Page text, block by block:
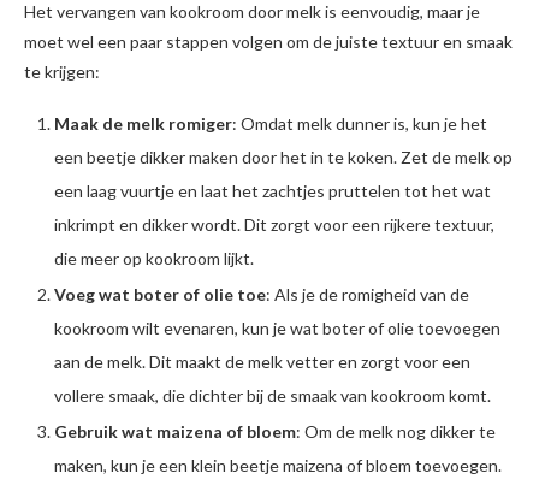
Het vervangen van kookroom door melk is eenvoudig, maar je
moet wel een paar stappen volgen om de juiste textuur en smaak
te krijgen:
Maak de melk romiger: Omdat melk dunner is, kun je het
een beetje dikker maken door het in te koken. Zet de melk op
een laag vuurtje en laat het zachtjes pruttelen tot het wat
inkrimpt en dikker wordt. Dit zorgt voor een rijkere textuur,
die meer op kookroom lijkt.
Voeg wat boter of olie toe: Als je de romigheid van de
kookroom wilt evenaren, kun je wat boter of olie toevoegen
aan de melk. Dit maakt de melk vetter en zorgt voor een
vollere smaak, die dichter bij de smaak van kookroom komt.
Gebruik wat maizena of bloem: Om de melk nog dikker te
maken, kun je een klein beetje maizena of bloem toevoegen.